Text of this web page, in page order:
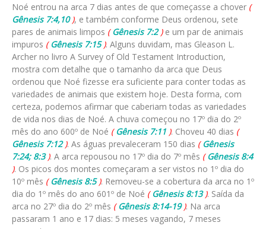
Noé entrou na arca 7 dias antes de que começasse a chover (
Gênesis 7:4,10), e também conforme Deus ordenou, sete
pares de animais limpos (Gênesis 7:2)e um par de animais
impuros (Gênesis 7:15). Alguns duvidam, mas Gleason L.
Archer no livro A Survey of Old Testament Introduction,
mostra com detalhe que o tamanho da arca que Deus
ordenou que Noé fizesse era suficiente para conter todas as
variedades de animais que existem hoje. Desta forma, com
certeza, podemos afirmar que caberiam todas as variedades
de vida nos dias de Noé. A chuva começou no 17º dia do 2º
mês do ano 600º de Noé (Gênesis 7:11 ). Choveu 40 dias (
Gênesis 7:12). As águas prevaleceram 150 dias (Gênesis
7:24; 8:3). A arca repousou no 17º dia do 7º mês (Gênesis 8:4
). Os picos dos montes começaram a ser vistos no 1º dia do
10º mês (Gênesis 8:5). Removeu-se a cobertura da arca no 1º
dia do 1º mês do ano 601º de Noé (Gênesis 8:13). Saída da
arca no 27º dia do 2º mês (Gênesis 8:14-19). Na arca
passaram 1 ano e 17 dias: 5 meses vagando, 7 meses